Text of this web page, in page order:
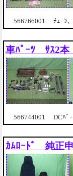
566766001 ﾁｪｰﾝ、
車ﾊﾟｰﾂ ｻｽ2本
566744001 DCﾊﾞｰ
ｶﾑﾛｰﾄﾞ 純正